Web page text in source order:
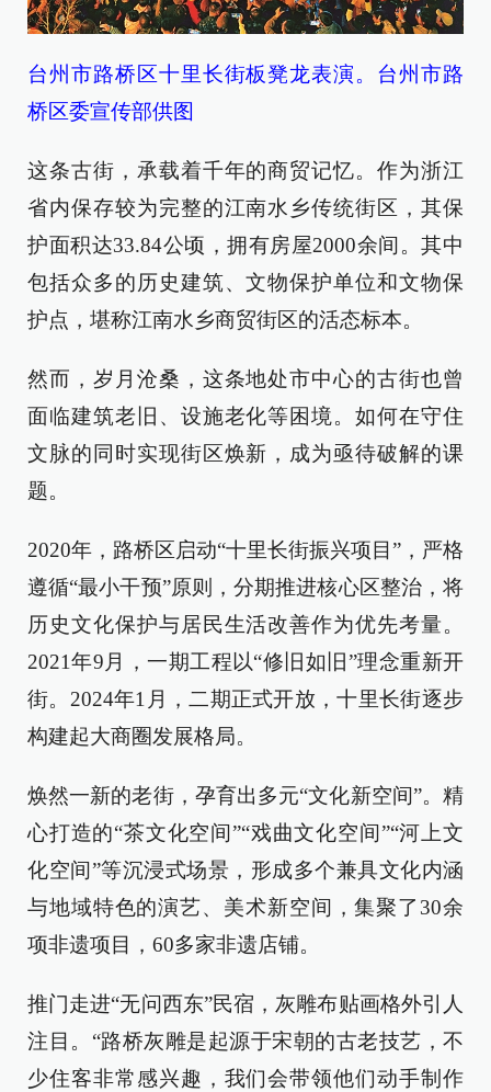
台州市路桥区十里长街板凳龙表演。台州市路
桥区委宣传部供图
这条古街，承载着千年的商贸记忆。作为浙江
省内保存较为完整的江南水乡传统街区，其保
护面积达33.84公顷，拥有房屋2000余间。其中
包括众多的历史建筑、文物保护单位和文物保
护点，堪称江南水乡商贸街区的活态标本。
然而，岁月沧桑，这条地处市中心的古街也曾
面临建筑老旧、设施老化等困境。如何在守住
文脉的同时实现街区焕新，成为亟待破解的课
题。
2020年，路桥区启动“十里长街振兴项目”，严格
遵循“最小干预”原则，分期推进核心区整治，将
历史文化保护与居民生活改善作为优先考量。
2021年9月，一期工程以“修旧如旧”理念重新开
街。2024年1月，二期正式开放，十里长街逐步
构建起大商圈发展格局。
焕然一新的老街，孕育出多元“文化新空间”。精
心打造的“茶文化空间”“戏曲文化空间”“河上文
化空间”等沉浸式场景，形成多个兼具文化内涵
与地域特色的演艺、美术新空间，集聚了30余
项非遗项目，60多家非遗店铺。
推门走进“无问西东”民宿，灰雕布贴画格外引人
注目。“路桥灰雕是起源于宋朝的古老技艺，不
少住客非常感兴趣，我们会带领他们动手制作